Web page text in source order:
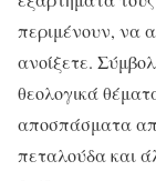
περιμένουν, να
ανοίξετε.
θεολογικά
αποσπάσματα
πεταλούδα και